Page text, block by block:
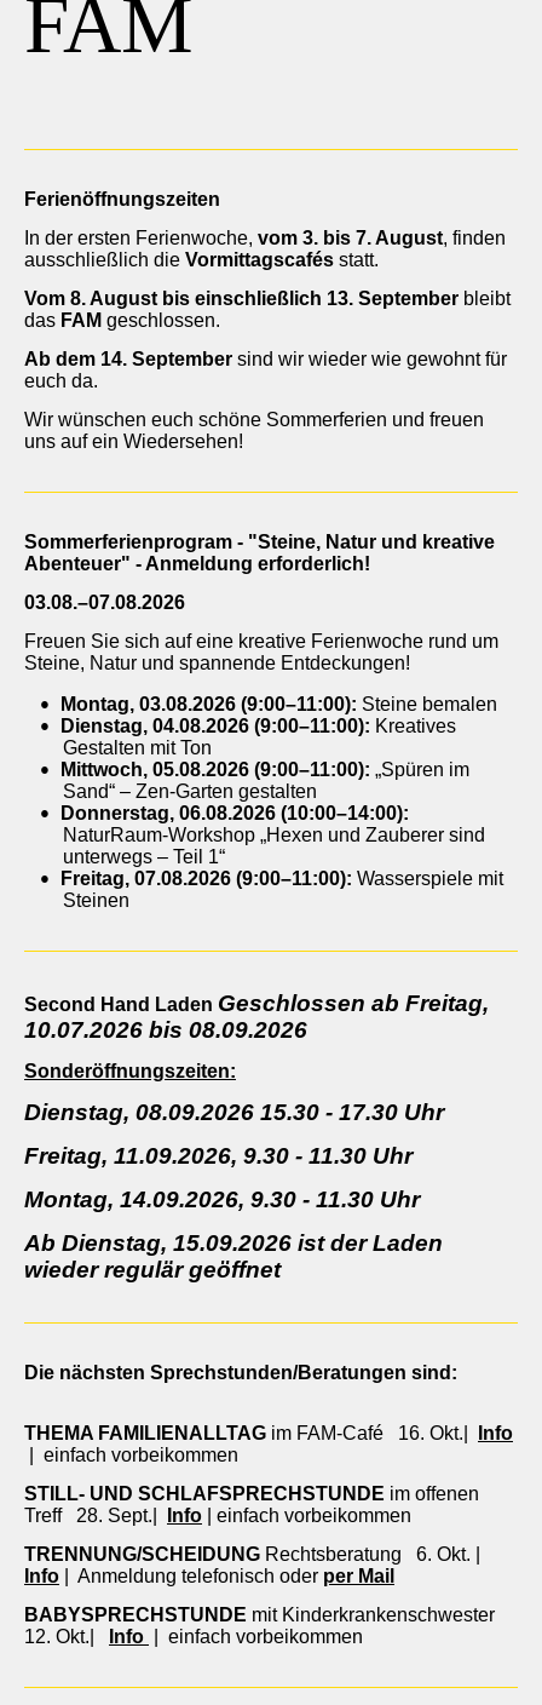
FAM
Ferienöffnungszeiten
In der ersten Ferienwoche, vom 3. bis 7. August, finden
ausschließlich die Vormittagscafés statt.
Vom 8. August bis einschließlich 13. September bleibt
das FAM geschlossen.
Ab dem 14. September sind wir wieder wie gewohnt für
euch da.
Wir wünschen euch schöne Sommerferien und freuen
uns auf ein Wiedersehen!
Sommerferienprogram - "Steine, Natur und kreative
Abenteuer" - Anmeldung erforderlich!
03.08.–07.08.2026
Freuen Sie sich auf eine kreative Ferienwoche rund um
Steine, Natur und spannende Entdeckungen!
Montag, 03.08.2026 (9:00–11:00): Steine bemalen
Dienstag, 04.08.2026 (9:00–11:00): Kreatives
Gestalten mit Ton
Mittwoch, 05.08.2026 (9:00–11:00): „Spüren im
Sand“ – Zen-Garten gestalten
Donnerstag, 06.08.2026 (10:00–14:00):
NaturRaum-Workshop „Hexen und Zauberer sind
unterwegs – Teil 1“
Freitag, 07.08.2026 (9:00–11:00): Wasserspiele mit
Steinen
Second Hand Laden Geschlossen ab Freitag,
10.07.2026 bis 08.09.2026
Sonderöffnungszeiten:
Dienstag, 08.09.2026 15.30 - 17.30 Uhr
Freitag, 11.09.2026, 9.30 - 11.30 Uhr
Montag, 14.09.2026, 9.30 - 11.30 Uhr
Ab Dienstag, 15.09.2026 ist der Laden
wieder regulär geöffnet
Die nächsten Sprechstunden/Beratungen sind:
THEMA FAMILIENALLTAG im FAM-Café 16. Okt.|
Info
einfach vorbeikommen
STILL- UND SCHLAFSPRECHSTUNDE im offenen
Treff 28. Sept.|
Info | einfach vorbeikommen
TRENNUNG/SCHEIDUNG Rechtsberatung 6. Okt. |
Info | Anmeldung telefonisch oder per Mail
BABYSPRECHSTUNDE mit Kinderkrankenschwester
12. Okt.|
Info | einfach vorbeikommen